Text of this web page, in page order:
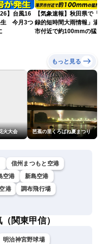
】台風16
生 今月3つ
【気象速報】秋田県で「
録的短時間大雨情報」湯
市付近で約100mmの猛烈
もっと見る
火大会 芭蕉の里くろばね夏まつり
信州まつもと空港
空港
新島空港
港
調布飛行場
関東甲信）
明治神宮野球場